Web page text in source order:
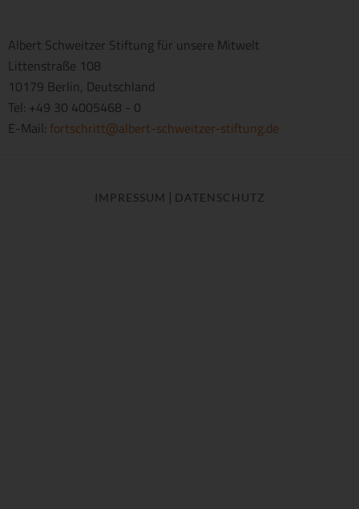
Albert Schweitzer Stiftung für unsere Mitwelt
Littenstraße 108
10179 Berlin, Deutschland
Tel: +49 30 4005468 - 0
E-Mail: fortschritt@albert-schweitzer-stiftung.de
IMPRESSUM | DATENSCHUTZ